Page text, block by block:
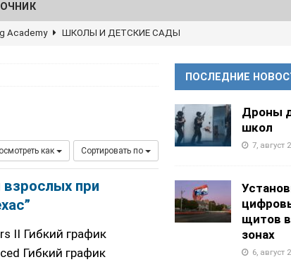
Academy ШКОЛЫ И ДЕТСКИЕ САДЫ
языка для взрослых при Культурном центре “Наш Техас”
языка при культурном центре “Наш Техас” ШКОЛЫ И
как Сортировать по
взрослых при
II Гибкий график
Гибкий график
ПОСЛЕДНИЕ
Дроны
школ
7, август
щитов
зонах
6, август